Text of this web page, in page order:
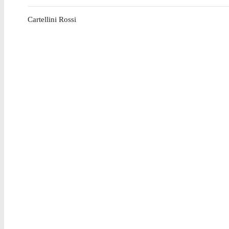
Cartellini Rossi